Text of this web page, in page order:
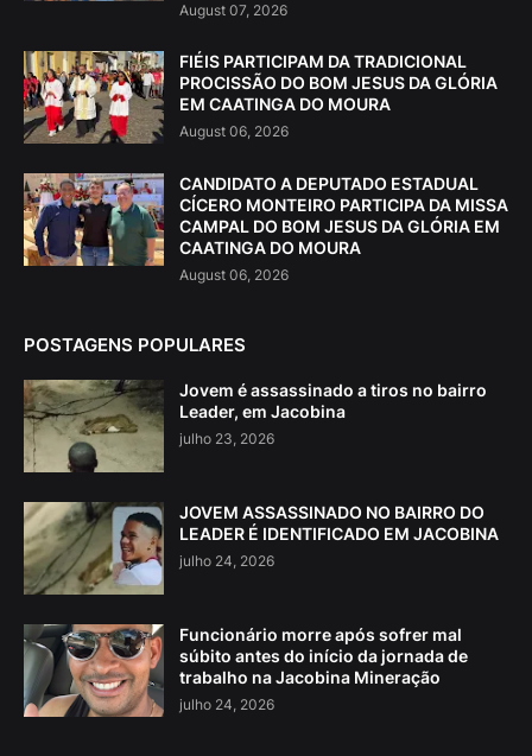
August 07, 2026
FIÉIS PARTICIPAM DA TRADICIONAL
PROCISSÃO DO BOM JESUS DA GLÓRIA
EM CAATINGA DO MOURA
August 06, 2026
CANDIDATO A DEPUTADO ESTADUAL
CÍCERO MONTEIRO PARTICIPA DA MISSA
CAMPAL DO BOM JESUS DA GLÓRIA EM
CAATINGA DO MOURA
August 06, 2026
POSTAGENS POPULARES
Jovem é assassinado a tiros no bairro
Leader, em Jacobina
julho 23, 2026
JOVEM ASSASSINADO NO BAIRRO DO
LEADER É IDENTIFICADO EM JACOBINA
julho 24, 2026
Funcionário morre após sofrer mal
súbito antes do início da jornada de
trabalho na Jacobina Mineração
julho 24, 2026